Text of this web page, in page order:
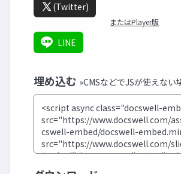
(Twitter)
またはPlayer版
LINE
埋め込む »CMSなどでJSが使えない